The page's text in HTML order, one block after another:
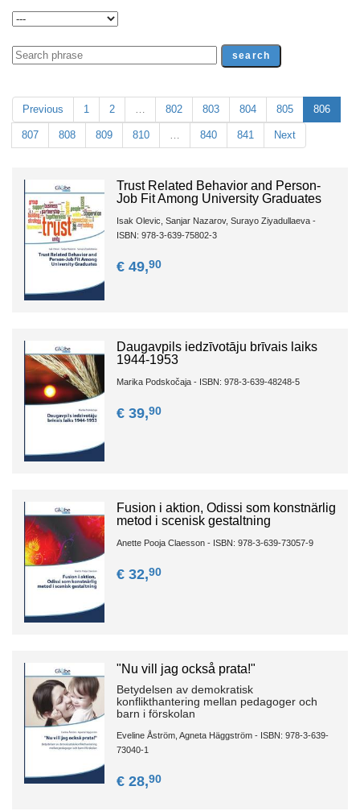
Previous 1 2 802 803 804 805 806
807 808 809 810 840 841 Next
Trust Related Behavior and Person-
Job Fit Among University Graduates
Isak Olevic, Sanjar Nazarov, Surayo Ziyadullaeva -
ISBN: 978-3-639-75802-3
€ 49,90
Daugavpils iedzīvotāju brīvais laiks
1944-1953
Marika Podskočaja - ISBN: 978-3-639-48248-5
€ 39,90
Fusion i aktion, Odissi som konstnärlig
metod i scenisk gestaltning
Anette Pooja Claesson - ISBN: 978-3-639-73057-9
€ 32,90
"Nu vill jag också prata!"
Betydelsen av demokratisk
konflikthantering mellan pedagoger och
barn i förskolan
Eveline Åström, Agneta Häggström - ISBN: 978-3-639-
73040-1
€ 28,90